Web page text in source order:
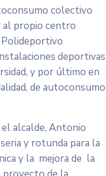
colectivo
propio centro
deportivas
y por último en
de autoconsumo
alcalde, Antonio
y rotunda para la
y la mejora de la